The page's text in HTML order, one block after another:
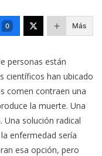
0 Más
personas están
científicos han ubicado
comen contraen una
la muerte. Una
Una solución radical
enfermedad sería
esa opción, pero